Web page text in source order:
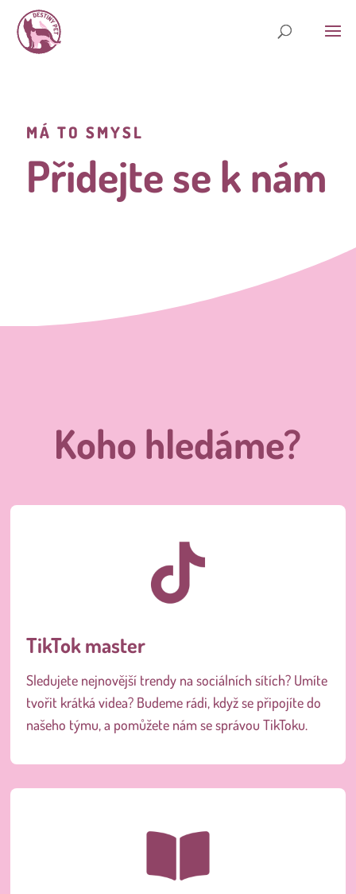
MÁ TO SMYSL
Přidejte se k nám
Koho hledáme?
TikTok master
Sledujete nejnovější trendy na sociálních sítích? Umíte
tvořit krátká videa? Budeme rádi, když se připojíte do
našeho týmu, a pomůžete nám se správou TikToku.